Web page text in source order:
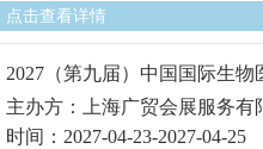
点击查看详情
2027（第九届）中国国际生物
主办方：上海广贸会展服务有
时间：2027-04-23-2027-04-25